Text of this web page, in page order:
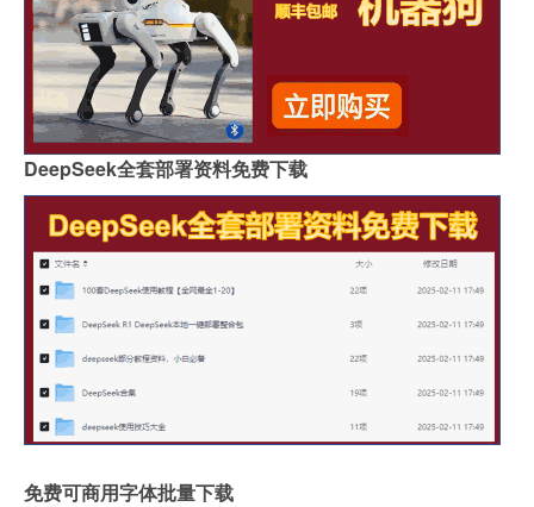
DeepSeek全套部署资料免费下载
免费可商用字体批量下载